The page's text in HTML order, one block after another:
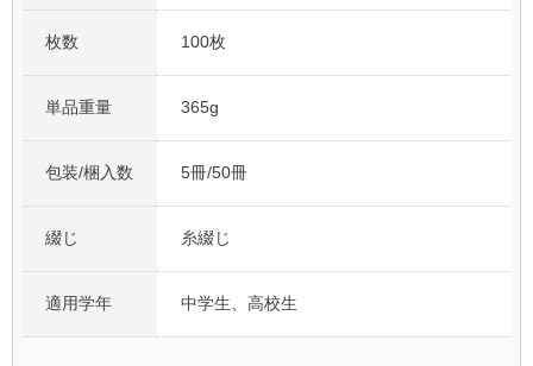
枚数 100枚
単品重量 365g
包装/梱入数 5冊/50冊
綴じ 糸綴じ
適用学年 中学生、高校生